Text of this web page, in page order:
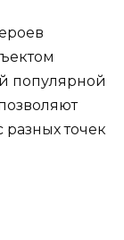
популярной
точек